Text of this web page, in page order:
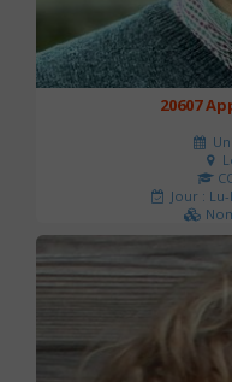
20607
Jour :